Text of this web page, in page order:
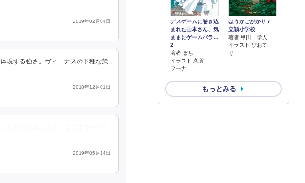
2019年02月04日
現する強さ。ヴィーナスの下種な策
2018年12月01日
2019年05月14日
デスゲームに巻き込
まれた山本さん、気
ままにゲームバラ…
2
著者 ぽち
イラスト 久賀
フーナ
ほうかごがかり７
立穎小学校
著者 甲田 学人
イラスト ぴおて
ぐ
もっとみる